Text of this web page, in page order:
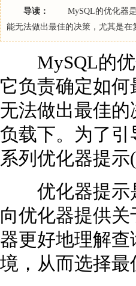
导读：
MySQL的优化器是
能无法做出最佳的决策，尤其是
MySQL的优
它负责确定如
无法做出最佳
负载下。为了
系列优化器提示
优化器提示是
向优化器提供
器更好地理解
境，从而选择最